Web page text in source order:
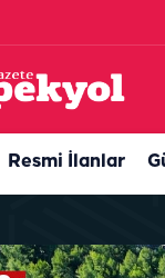
Resmi İlanlar